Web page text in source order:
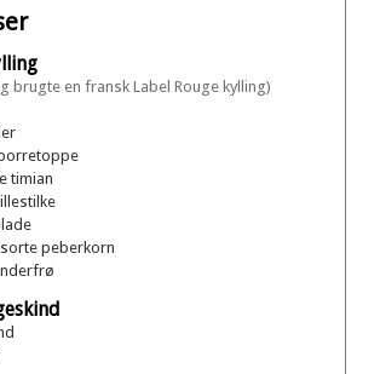
brugte en fransk Label Rouge kylling)
timian
sorte peberkorn